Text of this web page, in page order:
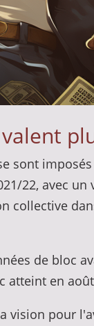
sont
22, avec
collective
de bloc
en
vision pour